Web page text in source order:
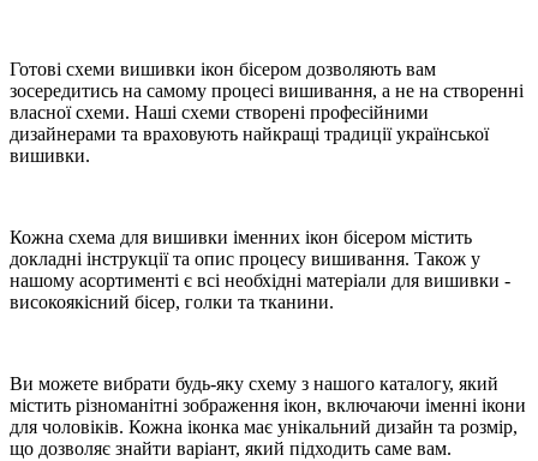
Готові схеми вишивки ікон бісером дозволяють вам
зосередитись на самому процесі вишивання, а не на створенні
власної схеми. Наші схеми створені професійними
дизайнерами та враховують найкращі традиції української
вишивки.
Кожна схема для вишивки іменних ікон бісером містить
докладні інструкції та опис процесу вишивання. Також у
нашому асортименті є всі необхідні матеріали для вишивки -
високоякісний бісер, голки та тканини.
Ви можете вибрати будь-яку схему з нашого каталогу, який
містить різноманітні зображення ікон, включаючи іменні ікони
для чоловіків. Кожна іконка має унікальний дизайн та розмір,
що дозволяє знайти варіант, який підходить саме вам.